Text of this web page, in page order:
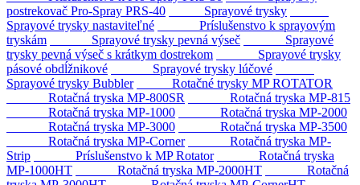
postrekovač Pro-Spray PRS-40
Sprayové trysky
Sprayové trysky nastaviteľné
Príslušenstvo k sprayovým
tryskám
Sprayové trysky pevná výseč
Sprayové
trysky pevná výseč s krátkym dostrekom
Sprayové trysky
pásové obdĺžnikové
Sprayové trysky lúčové
Sprayové trysky Bubbler
Rotačné trysky MP ROTATOR
Rotačná tryska MP-800SR
Rotačná tryska MP-815
Rotačná tryska MP-1000
Rotačná tryska MP-2000
Rotačná tryska MP-3000
Rotačná tryska MP-3500
Rotačná tryska MP-Corner
Rotačná tryska MP-
Strip
Príslušenstvo k MP Rotator
Rotačná tryska
MP-1000HT
Rotačná tryska MP-2000HT
Rotačná